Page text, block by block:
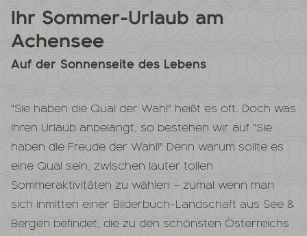
Ihr Sommer-Urlaub am
Achensee
Auf der Sonnenseite des Lebens
"Sie haben die Qual der Wahl" heißt es oft. Doch was
Ihren Urlaub anbelangt, so bestehen wir auf "Sie
haben die Freude der Wahl!" Denn warum sollte es
eine Qual sein, zwischen lauter tollen
Sommeraktivitäten zu wählen – zumal wenn man
sich inmitten einer Bilderbuch-Landschaft aus See &
Bergen befindet, die zu den schönsten Österreichs